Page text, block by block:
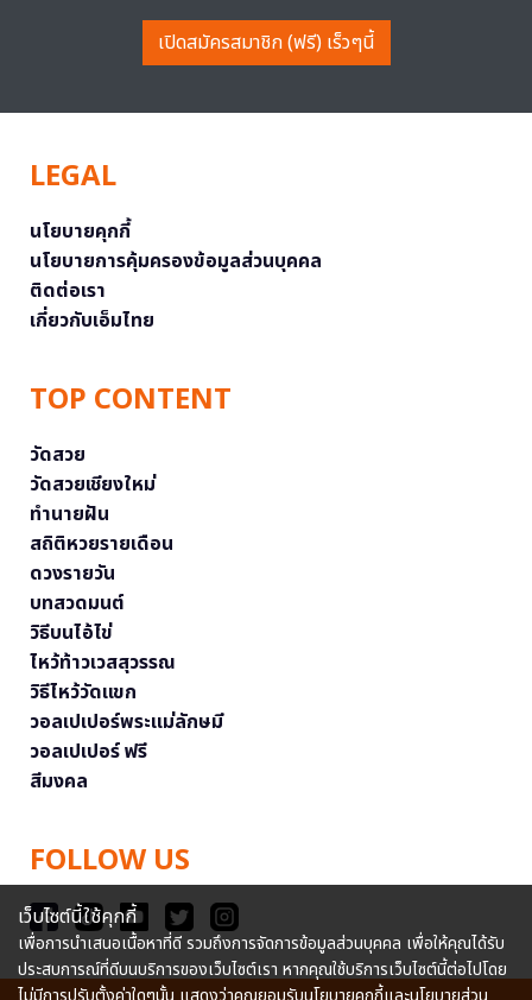
เปิดสมัครสมาชิก (ฟรี) เร็วๆนี้
LEGAL
นโยบายคุกกี้
นโยบายการคุ้มครองข้อมูลส่วนบุคคล
ติดต่อเรา
เกี่ยวกับเอ็มไทย
TOP CONTENT
วัดสวย
วัดสวยเชียงใหม่
ทำนายฝัน
สถิติหวยรายเดือน
ดวงรายวัน
บทสวดมนต์
วิธีบนไอ้ไข่
ไหว้ท้าวเวสสุวรรณ
วิธีไหว้วัดแขก
วอลเปเปอร์พระแม่ลักษมี
วอลเปเปอร์ ฟรี
สีมงคล
FOLLOW US
เว็บไซต์นี้ใช้คุกกี้
เพื่อการนำเสนอเนื้อหาที่ดี รวมถึงการจัดการข้อมูลส่วนบุคคล เพื่อให้คุณได้รับ
ประสบการณ์ที่ดีบนบริการของเว็บไซต์เรา หากคุณใช้บริการเว็บไซต์นี้ต่อไปโดย